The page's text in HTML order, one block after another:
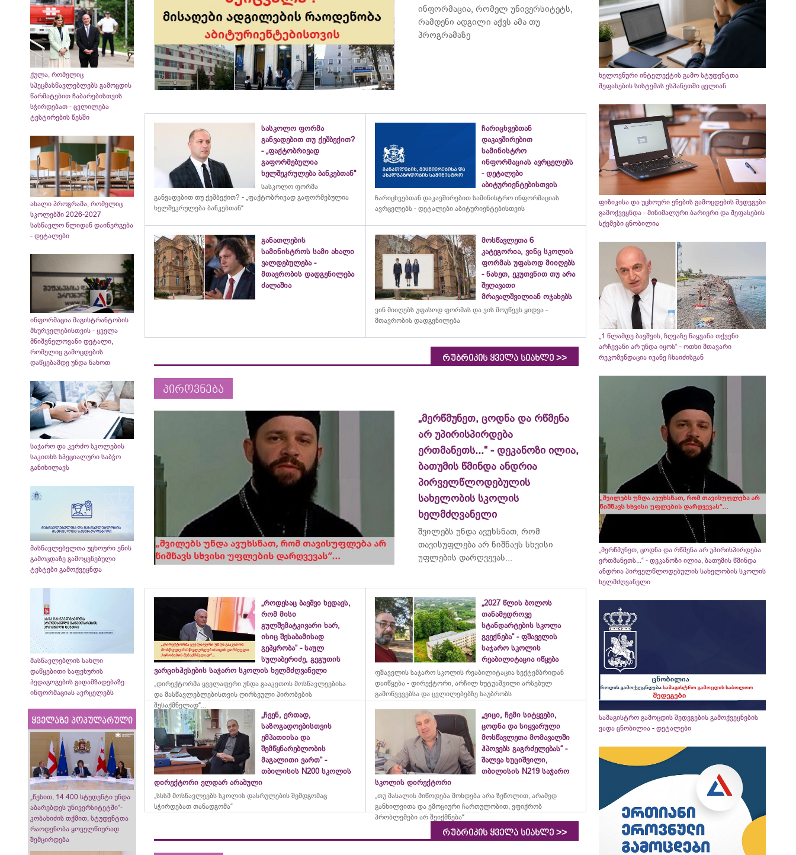
ქულა, რომელიც
სპეცმასწავლებლებს გამოცდის
წარმატებით ჩაბარებისთვის
სჭირდებათ - ცვლილება
ტესტირების წესში
ახალი პროგრამა, რომელიც
სკოლებში 2026-2027
სასწავლო წლიდან დაინერგება
- დეტალები
ინფორმაცია მაგისტრანტობის
მსურველებისთვის - ყველა
მნიშვნელოვანი დეტალი,
რომელიც გამოცდების
დაწყებამდე უნდა ნახოთ
საჯარო და კერძო სკოლების
საკითხს სპეციალური საბჭო
განიხილავს
მასწავლებელთა უცხოური ენის
გამოცდაზე გამოყენებული
ტესტები გამოქვეყნდა
მასწავლებლის სახლი
დაწყებითი საფეხურის
პედაგოგების გადამზადებაზე
ინფორმაციას ავრცელებს
ყველაზე პოპულარული
„წესით, 14 400 სტუდენტი უნდა
აბარებდეს უნივერსიტეტში“-
კობახიძის თქმით, სტუდენტთა
რაოდენობა ყოველწიურად
შემცირდება
ინფორმაცია, რომელ უნივერსიტეტს
რამდენი ადგილი აქვს ამა თუ
პროგრამაზე
სასკოლო ფორმა
განვადებით თუ ქეშბექით?
- „ფაქტობრივად
გაფორმებულია
ხელშეკრულება ბანკებთან“
სასკოლო ფორმა
განვადებით თუ ქეშბექით? - „ფაქტობრივად გაფორმებულია
ხელშეკრულება ბანკებთან“
ჩარიცხვებთან
დაკავშირებით
სამინისტრო
ინფორმაციას ავრცელებს
- დეტალები
აბიტურიენტებისთვის
ჩარიცხვებთან დაკავშირებით სამინისტრო ინფორმაციას
ავრცელებს - დეტალები აბიტურიენტებისთვის
განათლების
სამინისტროს სამი ახალი
ვალდებულება -
მთავრობის დადგენილება
ძალაშია
მოსწავლეთა 6
კატეგორია, ვინც სკოლის
ფორმას უფასოდ მიიღებს
- ნახეთ, ეკუთვნით თუ არა
შეღავათი
მრავალშვილიან ოჯახებს
ვინ მიიღებს უფასოდ ფორმას და ვის მოუწევს ყიდვა -
მთავრობის დადგენილება
რუბრიკის ყველა სიახლე >>
პიროვნება
„მერწმუნეთ, ცოდნა და რწმენა
არ უპირისპირდება
ერთმანეთს...“ - დეკანოზი ილია,
ბათუმის წმინდა ანდრია
პირველწლოდებულის
სახელობის სკოლის
ხელმძღვანელი
შვილებს უნდა ავუხსნათ, რომ
თავისუფლება არ ნიშნავს სხვისი
უფლების დარღვევას...
„როდესაც ბავშვი ხედავს,
რომ მისი
გულშემატკივარი ხარ,
ისიც შესაბამისად
გეპყრობა“ - საულ
სულაბერიძე, გეგუთის
ვარციხჰესების საჯარო სკოლის ხელმძღვანელი
„დირექტორმა ყველაფერი უნდა გააკეთოს მოსწავლეებისა
და მასწავლებლებისთვის ღირსეული პირობების
შესაქმნელად“...
„2027 წლის ბოლოს
თანამედროვე
სტანდარტების სკოლა
გვექნება“ - ფშაველის
საჯარო სკოლის
რეაბილიტაცია იწყება
ფშაველის საჯარო სკოლის რეაბილიტაცია სექტემბრიდან
დაიწყება - დირექტორი, არჩილ ხუტუაშვილი არსებულ
გამოწვევებსა და ცვლილებებზე საუბრობს
„ჩვენ, ერთად,
საზოგადოებისთვის
ემპათიისა და
შემწყნარებლობის
მაგალითი ვართ“ -
თბილისის N200 სკოლის
დირექტორი ელდარ არაბული
„სსსმ მოსწავლეებს სკოლის დასრულების შემდგომაც
სჭირდებათ თანადგომა“
„ვიცი, ჩემი სიტყვები,
ცოდნა და სიყვარული
მოსწავლეთა მომავალში
ჰპოვებს გაგრძელებას“ -
შალვა ხუციშვილი,
თბილისის N219 საჯარო
სკოლის დირექტორი
„თუ მასალის მიწოდება მოხდება არა ზეწოლით, არამედ
განხილვითა და ემოციური ჩართულობით, ვფიქრობ
პრობლემები არ შეიქმნება“
რუბრიკის ყველა სიახლე >>
ხელოვნური ინტელექტის გამო სტუდენტთა
შეფასების სისტემას ესპანეთში ცვლიან
ფიზიკისა და უცხოური ენების გამოცდების შედეგები
გამოქვეყნდა - მინიმალური ბარიერი და შეფასების
სქემები ცნობილია
„1 წლამდე ბავშვის, ზღვაზე წაყვანა თქვენი
არჩევანი არ უნდა იყოს“ - ოთხი მთავარი
რეკომენდაცია ივანე ჩხაიძისგან
„მერწმუნეთ, ცოდნა და რწმენა არ უპირისპირდება
ერთმანეთს...“ - დეკანოზი ილია, ბათუმის წმინდა
ანდრია პირველწლოდებულის სახელობის სკოლის
ხელმძღვანელი
სამაგისტრო გამოცდის შედეგების გამოქვეყნების
ვადა ცნობილია - დეტალები